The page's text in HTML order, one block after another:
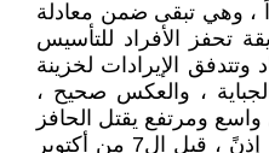
، وهي تبقى ضمن معادلة
تحفز الأفراد للتأسيس
الإيرادات لخزينة
، والعكس صحيح ،
ومرتفع يقتل الحافز
للعمل والانتاج ، وبيدأ الانهيار ، إذنً ، قبل ال7 من أكتوبر